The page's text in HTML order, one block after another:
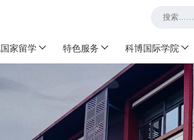
家留学 特色服务 科博国际学院